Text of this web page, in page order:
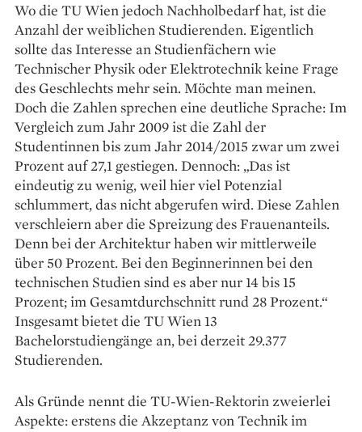
Wo die TU Wien jedoch Nachholbedarf hat, ist die
Anzahl der weiblichen Studierenden. Eigentlich
sollte das Interesse an Studienfächern wie
Technischer Physik oder Elektrotechnik keine Frage
des Geschlechts mehr sein. Möchte man meinen.
Doch die Zahlen sprechen eine deutliche Sprache: Im
Vergleich zum Jahr 2009 ist die Zahl der
Studentinnen bis zum Jahr 2014/2015 zwar um zwei
Prozent auf 27,1 gestiegen. Dennoch: „Das ist
eindeutig zu wenig, weil hier viel Potenzial
schlummert, das nicht abgerufen wird. Diese Zahlen
verschleiern aber die Spreizung des Frauenanteils.
Denn bei der Archi­tektur haben wir mittlerweile
über 50 Prozent. Bei den Beginnerinnen bei den
technischen Studien sind es aber nur 14 bis 15
Prozent; im Gesamtdurchschnitt rund 28 Prozent.“
Insgesamt bietet die TU Wien 13
Bachelorstudiengänge an, bei derzeit 29.377
Studierenden.
Als Gründe nennt die TU-Wien-­Rektorin zweierlei
Aspekte: erstens die Akzeptanz von Technik im